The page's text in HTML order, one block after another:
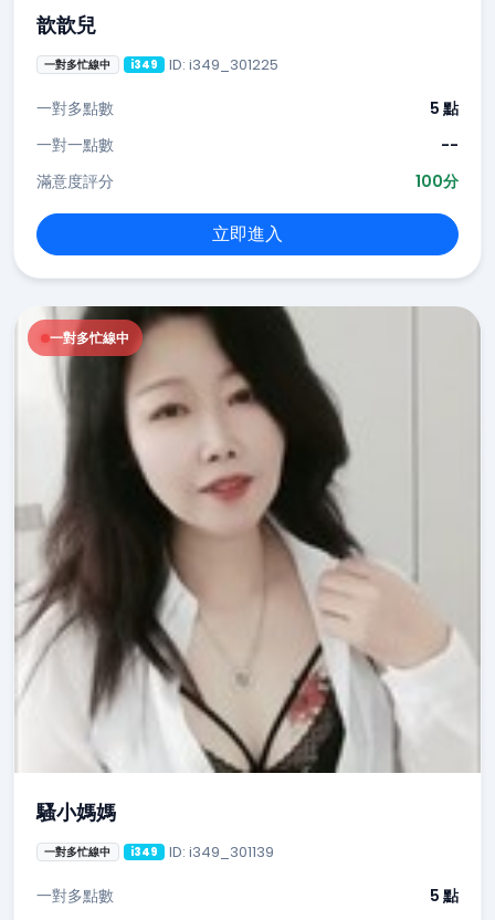
歆歆兒
一對多忙線中 i349 ID: i349_301225
一對多點數
5 點
一對一點數
--
滿意度評分
100分
立即進入
一對多忙線中
騷小媽媽
一對多忙線中 i349 ID: i349_301139
一對多點數 5 點